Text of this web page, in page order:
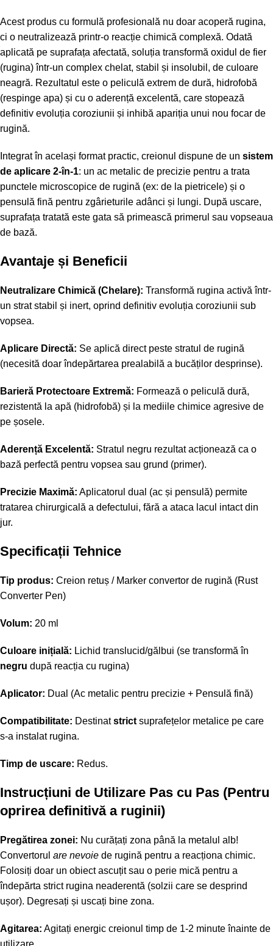
Acest produs cu formulă profesională nu doar acoperă rugina,
ci o neutralizează printr-o reacție chimică complexă. Odată
aplicată pe suprafața afectată, soluția transformă oxidul de fier
(rugina) într-un complex chelat, stabil și insolubil, de culoare
neagră. Rezultatul este o peliculă extrem de dură, hidrofobă
(respinge apa) și cu o aderență excelentă, care stopează
definitiv evoluția coroziunii și inhibă apariția unui nou focar de
rugină.
Integrat în același format practic, creionul dispune de un sistem
de aplicare 2-în-1: un ac metalic de precizie pentru a trata
punctele microscopice de rugină (ex: de la pietricele) și o
pensulă fină pentru zgârieturile adânci și lungi. După uscare,
suprafața tratată este gata să primească primerul sau vopseaua
de bază.
Avantaje și Beneficii
Neutralizare Chimică (Chelare): Transformă rugina activă într-
un strat stabil și inert, oprind definitiv evoluția coroziunii sub
vopsea.
Aplicare Directă: Se aplică direct peste stratul de rugină
(necesită doar îndepărtarea prealabilă a bucăților desprinse).
Barieră Protectoare Extremă: Formează o peliculă dură,
rezistentă la apă (hidrofobă) și la mediile chimice agresive de
pe șosele.
Aderență Excelentă: Stratul negru rezultat acționează ca o
bază perfectă pentru vopsea sau grund (primer).
Precizie Maximă: Aplicatorul dual (ac și pensulă) permite
tratarea chirurgicală a defectului, fără a ataca lacul intact din
jur.
Specificații Tehnice
Tip produs: Creion retuș / Marker convertor de rugină (Rust
Converter Pen)
Volum: 20 ml
Culoare inițială: Lichid translucid/gălbui (se transformă în
negru după reacția cu rugina)
Aplicator: Dual (Ac metalic pentru precizie + Pensulă fină)
Compatibilitate: Destinatstrict suprafețelor metalice pe care
s-a instalat rugina.
Timp de uscare: Redus.
Instrucțiuni de Utilizare Pas cu Pas (Pentru
oprirea definitivă a ruginii)
Pregătirea zonei: Nu curățați zona până la metalul alb!
Convertorul are nevoie de rugină pentru a reacționa chimic.
Folosiți doar un obiect ascuțit sau o perie mică pentru a
îndepărta strict rugina neaderentă (solzii care se desprind
ușor). Degresați și uscați bine zona.
Agitarea: Agitați energic creionul timp de 1-2 minute înainte de
utilizare.